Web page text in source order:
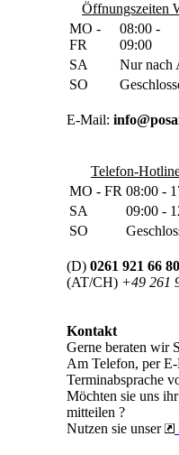
Öffnungszeiten
MO -
FR
08:00 -
09:00
SA
Nur nach
SO
E-Mail:
Telefon-
MO - FR 08:00 -
SA
09:00 -
SO
(D) 0261 921 66
(AT/CH) +49 261
Kontakt
Gerne beraten wir
Am Telefon, per
Terminabsprache
Möchten sie uns
mitteilen ?
Nutzen sie unser